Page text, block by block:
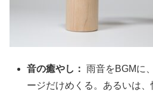
音の癒やし： 雨音をBGMに
ージだけめくる。あるいは